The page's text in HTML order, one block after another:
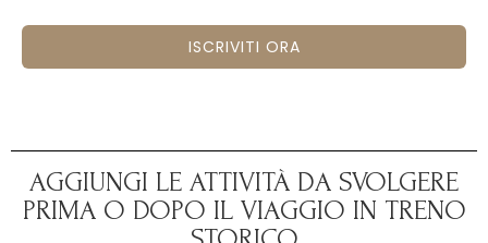
ISCRIVITI ORA
AGGIUNGI LE ATTIVITÀ DA SVOLGERE
PRIMA O DOPO IL VIAGGIO IN TRENO